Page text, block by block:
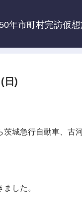
年市町村完訪仮
日)
茨城急行自動車、古
した。